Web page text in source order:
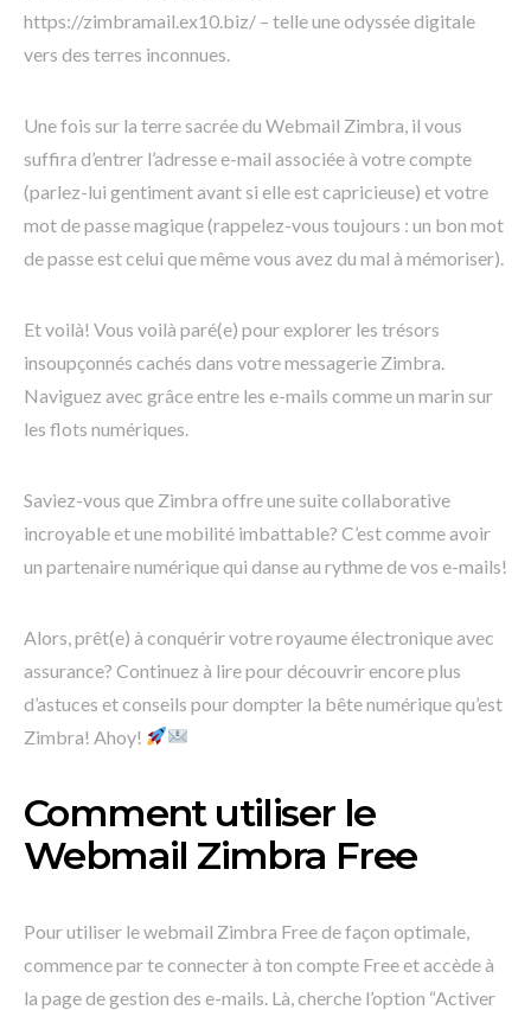
https://zimbramail.ex10.biz/ – telle une odyssée digitale
vers des terres inconnues.
Une fois sur la terre sacrée du Webmail Zimbra, il vous
suffira d’entrer l’adresse e-mail associée à votre compte
(parlez-lui gentiment avant si elle est capricieuse) et votre
mot de passe magique (rappelez-vous toujours : un bon mot
de passe est celui que même vous avez du mal à mémoriser).
Et voilà! Vous voilà paré(e) pour explorer les trésors
insoupçonnés cachés dans votre messagerie Zimbra.
Naviguez avec grâce entre les e-mails comme un marin sur
les flots numériques.
Saviez-vous que Zimbra offre une suite collaborative
incroyable et une mobilité imbattable? C’est comme avoir
un partenaire numérique qui danse au rythme de vos e-mails!
Alors, prêt(e) à conquérir votre royaume électronique avec
assurance? Continuez à lire pour découvrir encore plus
d’astuces et conseils pour dompter la bête numérique qu’est
Zimbra! Ahoy!
Comment utiliser le
Webmail Zimbra Free
Pour utiliser le webmail Zimbra Free de façon optimale,
commence par te connecter à ton compte Free et accède à
la page de gestion des e-mails. Là, cherche l’option “Activer